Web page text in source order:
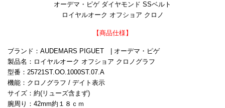
オーデマ・ピゲ ダイヤモンド SSベルト
ロイヤルオーク オフショア クロノ
【商品仕様】
ブランド：AUDEMARS PIGUET | オーデマ・ピゲ
製品名：ロイヤルオーク オフショア クロノグラフ
型番：25721ST.OO.1000ST.07.A
機能：クロノグラフ / デイト表示
サイズ：約(リューズ含まず)
腕周り：42mm約１８ｃｍ